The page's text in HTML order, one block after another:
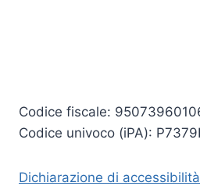
Codice fiscale:
Codice univoco (iPA):
Dichiarazione di accessibilità